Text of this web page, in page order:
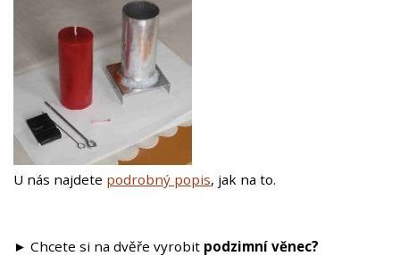
U nás najdete podrobný popis, jak na to.
► Chcete si na dvěře vyrobit podzimní věnec?